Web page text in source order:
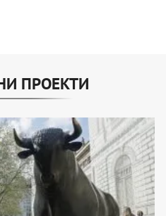
ПРОЕКТИ